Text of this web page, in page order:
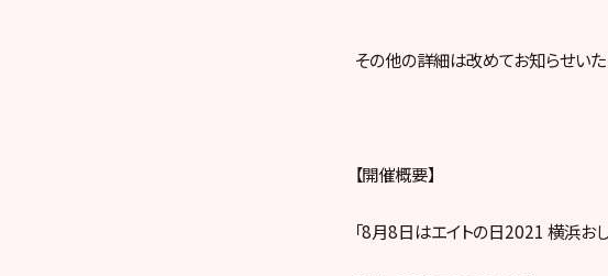
その他の詳細は改めてお知らせいた
【開催概要】
「8月8日はエイトの日2021 横浜おし